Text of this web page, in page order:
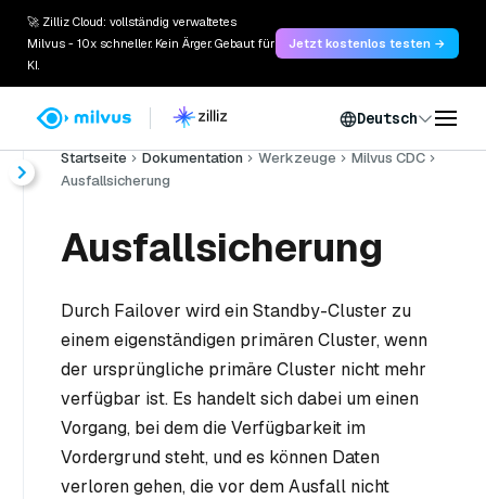
🚀 Zilliz Cloud: vollständig verwaltetes
Milvus - 10x schneller. Kein Ärger. Gebaut für
KI.
Jetzt kostenlos testen →
Deutsch
Startseite Dokumentation Werkzeuge
Milvus CDC
Ausfallsicherung
Ausfallsicherung
Durch Failover wird ein Standby-Cluster zu
einem eigenständigen primären Cluster, wenn
der ursprüngliche primäre Cluster nicht mehr
verfügbar ist. Es handelt sich dabei um einen
Vorgang, bei dem die Verfügbarkeit im
Vordergrund steht, und es können Daten
verloren gehen, die vor dem Ausfall nicht